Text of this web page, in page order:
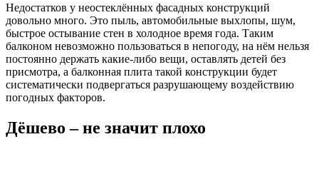
Недостатков у неостеклённых фасадных конструкций
довольно много. Это пыль, автомобильные выхлопы, шум,
быстрое остывание стен в холодное время года. Таким
балконом невозможно пользоваться в непогоду, на нём нельзя
постоянно держать какие-либо вещи, оставлять детей без
присмотра, а балконная плита такой конструкции будет
систематически подвергаться разрушающему воздействию
погодных факторов.
Дёшево – не значит плохо